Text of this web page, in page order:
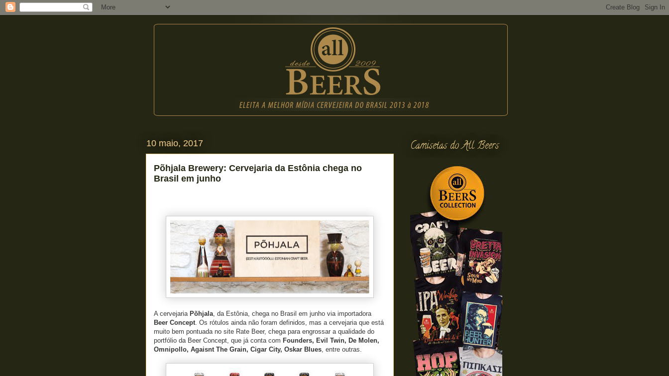
10 maio, 2017
Põhjala Brewery: Cervejaria da Estônia chega no
Brasil em junho
A cervejaria Põhjala, da Estônia, chega no Brasil em junho via importadora
Beer Concept. Os rótulos ainda não foram definidos, mas a cervejaria que está
muito bem pontuada no site Rate Beer, chega para engrossar a qualidade do
portfólio da Beer Concept, que já conta com Founders, Evil Twin, De Molen,
Omnipollo, Agaisnt The Grain, Cigar City, Oskar Blues, entre outras.
Camisetas do All Beers